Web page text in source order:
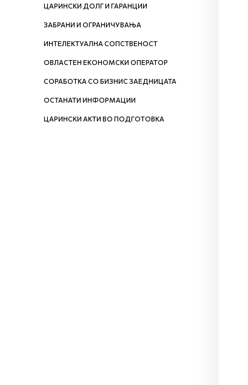
ЦАРИНСКИ ДОЛГ И ГАРАНЦИИ
ЗАБРАНИ И ОГРАНИЧУВАЊА
ИНТЕЛЕКТУАЛНА СОПСТВЕНОСТ
ОВЛАСТЕН ЕКОНОМСКИ ОПЕРАТОР
СОРАБОТКА СО БИЗНИС ЗАЕДНИЦАТА
ОСТАНАТИ ИНФОРМАЦИИ
ЦАРИНСКИ АКТИ ВО ПОДГОТОВКА